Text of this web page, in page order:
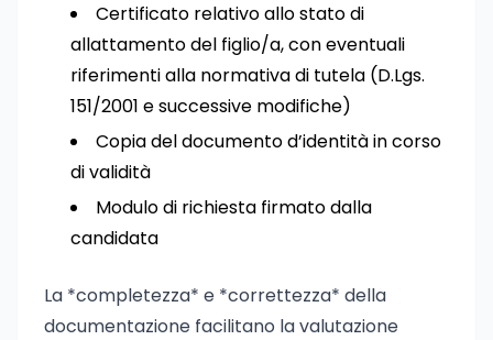
Certificato relativo allo stato di
allattamento del figlio/a, con eventuali
riferimenti alla normativa di tutela (D.Lgs.
151/2001 e successive modifiche)
Copia del documento d’identità in corso
di validità
Modulo di richiesta firmato dalla
candidata
La *completezza* e *correttezza* della
documentazione facilitano la valutazione